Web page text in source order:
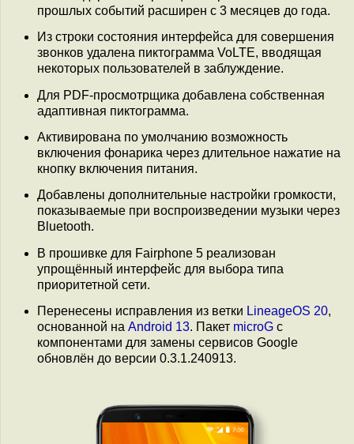
прошлых событий расширен с 3 месяцев до года.
Из строки состояния интерфейса для совершения
звонков удалена пиктограмма VoLTE, вводящая
некоторых пользователей в заблуждение.
Для PDF-просмотрщика добавлена собственная
адаптивная пиктограмма.
Активирована по умолчанию возможность
включения фонарика через длительное нажатие на
кнопку включения питания.
Добавлены дополнительные настройки громкости,
показываемые при воспроизведении музыки через
Bluetooth.
В прошивке для Fairphone 5 реализован
упрощённый интерфейс для выбора типа
приоритетной сети.
Перенесены исправления из ветки LineageOS 20,
основанной на Android 13. Пакет microG с
компонентами для замены сервисов Google
обновлён до версии 0.3.1.240913.